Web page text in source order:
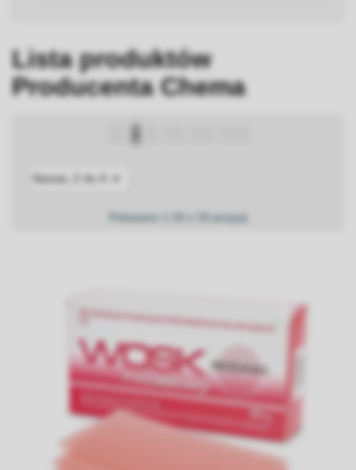
Lista produktów
Producenta Chema
Nazwa, Z do A 
Pokazano 1-34 z 34 pozycji